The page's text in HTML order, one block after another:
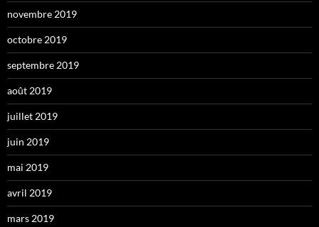
novembre 2019
octobre 2019
septembre 2019
août 2019
juillet 2019
juin 2019
mai 2019
avril 2019
mars 2019